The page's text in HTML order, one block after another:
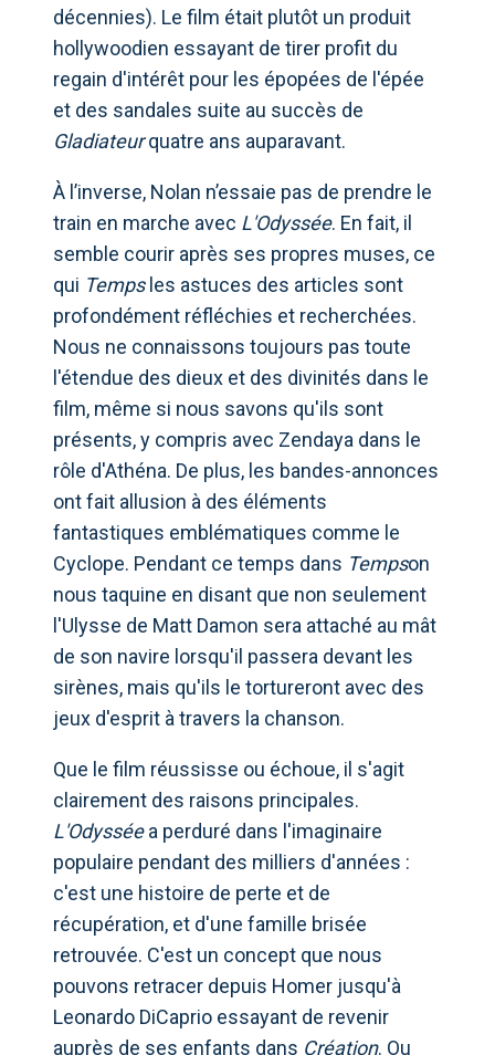
décennies). Le film était plutôt un produit
hollywoodien essayant de tirer profit du
regain d'intérêt pour les épopées de l'épée
et des sandales suite au succès de
Gladiateurquatre ans auparavant.
À l’inverse, Nolan n’essaie pas de prendre le
train en marche avec L'Odyssée. En fait, il
semble courir après ses propres muses, ce
qui Temps les astuces des articles sont
profondément réfléchies et recherchées.
Nous ne connaissons toujours pas toute
l'étendue des dieux et des divinités dans le
film, même si nous savons qu'ils sont
présents, y compris avec Zendaya dans le
rôle d'Athéna. De plus, les bandes-annonces
ont fait allusion à des éléments
fantastiques emblématiques comme le
Cyclope. Pendant ce temps dans Tempson
nous taquine en disant que non seulement
l'Ulysse de Matt Damon sera attaché au mât
de son navire lorsqu'il passera devant les
sirènes, mais qu'ils le tortureront avec des
jeux d'esprit à travers la chanson.
Que le film réussisse ou échoue, il s'agit
clairement des raisons principales.
L'Odysséea perduré dans l'imaginaire
populaire pendant des milliers d'années :
c'est une histoire de perte et de
récupération, et d'une famille brisée
retrouvée. C'est un concept que nous
pouvons retracer depuis Homer jusqu'à
Leonardo DiCaprio essayant de revenir
auprès de ses enfants dans Création. Ou